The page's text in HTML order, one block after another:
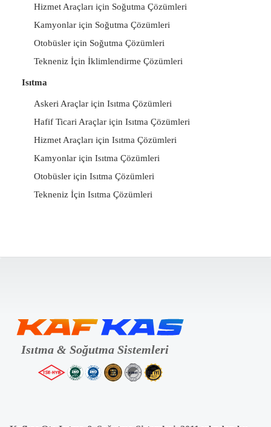
Hizmet Araçları için Soğutma Çözümleri
Kamyonlar için Soğutma Çözümleri
Otobüsler için Soğutma Çözümleri
Tekneniz İçin İklimlendirme Çözümleri
Isıtma
Askeri Araçlar için Isıtma Çözümleri
Hafif Ticari Araçlar için Isıtma Çözümleri
Hizmet Araçları için Isıtma Çözümleri
Kamyonlar için Isıtma Çözümleri
Otobüsler için Isıtma Çözümleri
Tekneniz İçin Isıtma Çözümleri